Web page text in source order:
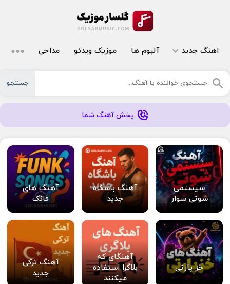
اهنگ جدید آلبوم ها موزیک ویدئو مداحی
جستجو
پخش آهنگ شما
سیستمی
شوتی سوار
آهنگ باشگاه
جدید
آهنگ های
فانک
خز پارتی
آهنگای که
بلاگرا استفاده
میکنند
آهنگ ترکی
جدید